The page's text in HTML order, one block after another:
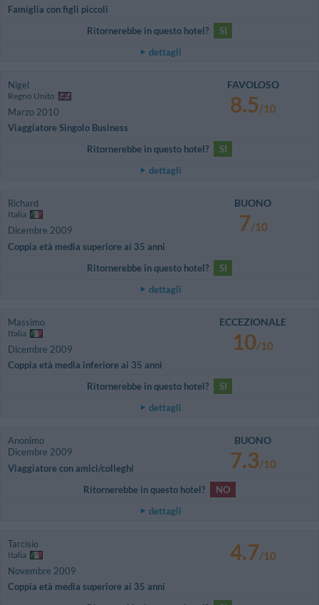
Famiglia con figli piccoli
Ritornerebbe in questo hotel?
SI
dettagli
Nigel
Regno Unito
Marzo 2010
Viaggiatore Singolo Business
FAVOLOSO
8.5/10
Ritornerebbe in questo hotel?
SI
dettagli
Richard
Italia
Dicembre 2009
Coppia età media superiore ai 35 anni
BUONO
7/10
Ritornerebbe in questo hotel?
SI
dettagli
Massimo
Italia
Dicembre 2009
Coppia età media inferiore ai 35 anni
ECCEZIONALE
10/10
Ritornerebbe in questo hotel?
SI
dettagli
Anonimo
Dicembre 2009
Viaggiatore con amici/colleghi
BUONO
7.3/10
Ritornerebbe in questo hotel?
NO
dettagli
Tarcisio
Italia
Novembre 2009
Coppia età media superiore ai 35 anni
4.7/10